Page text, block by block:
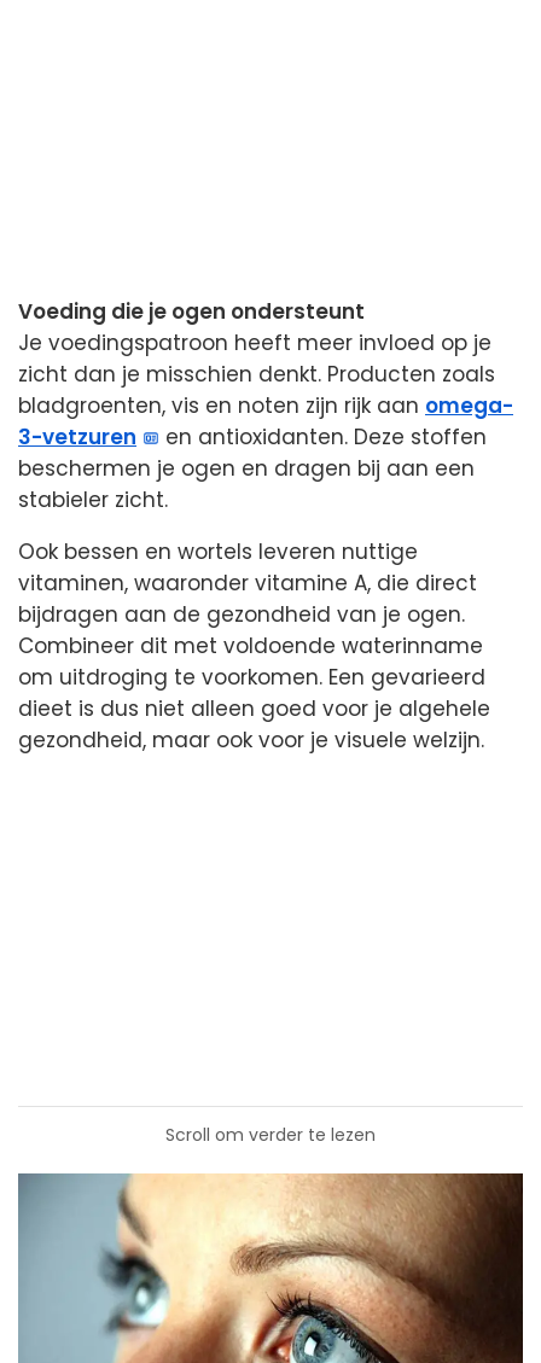
Voeding die je ogen ondersteunt
Je voedingspatroon heeft meer invloed op je
zicht dan je misschien denkt. Producten zoals
bladgroenten, vis en noten zijn rijk aan omega-
3-vetzuren
en antioxidanten. Deze stoffen
beschermen je ogen en dragen bij aan een
stabieler zicht.
Ook bessen en wortels leveren nuttige
vitaminen, waaronder vitamine A, die direct
bijdragen aan de gezondheid van je ogen.
Combineer dit met voldoende waterinname
om uitdroging te voorkomen. Een gevarieerd
dieet is dus niet alleen goed voor je algehele
gezondheid, maar ook voor je visuele welzijn.
Scroll om verder te lezen